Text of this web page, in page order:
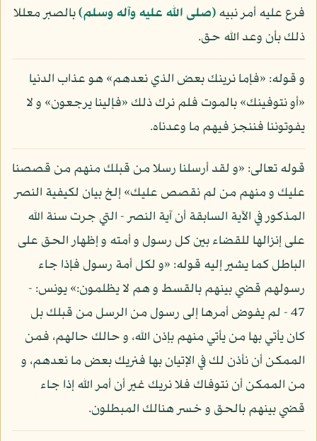
فرع عليه أمر نبيه(صلى الله عليه وآله وسلم)بالصبر معللا
ذلك بأن وعد الله حق.
و قوله: «فإما نرينك بعض الذي نعدهم» هو عذاب الدنيا
«أو نتوفينك» بالموت فلم نرك ذلك «فإلينا يرجعون» و لا
يفوتوننا فننجز فيهم ما وعدناه.
قوله تعالى: «و لقد أرسلنا رسلا من قبلك منهم من قصصنا
عليك و منهم من لم نقصص عليك» إلخ بيان لكيفية النصر
المذكور في الآية السابقة أن آية النصر - التي جرت سنة الله
على إنزالها للقضاء بين كل رسول و أمته و إظهار الحق على
الباطل كما يشير إليه قوله: «و لكل أمة رسول فإذا جاء
رسولهم قضي بينهم بالقسط و هم لا يظلمون:» يونس: -
47 - لم يفوض أمرها إلى رسول من الرسل من قبلك بل
كان يأتي بها من يأتي منهم بإذن الله، و حالك حالهم، فمن
الممكن أن نأذن لك في الإتيان بها فنريك بعض ما نعدهم، و
من الممكن أن نتوفاك فلا نريك غير أن أمر الله إذا جاء
قضي بينهم بالحق و خسر هنالك المبطلون.